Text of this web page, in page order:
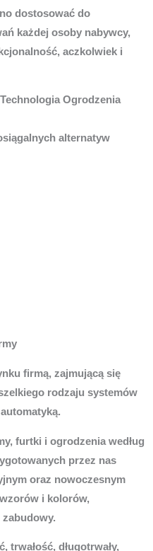
dostosować do
każdej osoby nabywcy,
aczkolwiek i
Ogrodzenia
alternatyw
firmą, zajmującą się
rodzaju systemów
furtki i ogrodzenia według
przez nas
oraz nowoczesnym
i kolorów,
trwałość, długotrwały,